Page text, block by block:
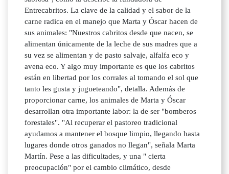
Entrecabritos. La clave de la calidad y el sabor de la
carne radica en el manejo que Marta y Óscar hacen de
sus animales: "Nuestros cabritos desde que nacen, se
alimentan únicamente de la leche de sus madres que a
su vez se alimentan y de pasto salvaje, alfalfa eco y
avena eco. Y algo muy importante es que los cabritos
están en libertad por los corrales al tomando el sol que
tanto les gusta y jugueteando", detalla. Además de
proporcionar carne, los animales de Marta y Óscar
desarrollan otra importante labor: la de ser "bomberos
forestales". "Al recuperar el pastoreo tradicional
ayudamos a mantener el bosque limpio, llegando hasta
lugares donde otros ganados no llegan", señala Marta
Martín. Pese a las dificultades, y una " cierta
preocupación" por el cambio climático, desde